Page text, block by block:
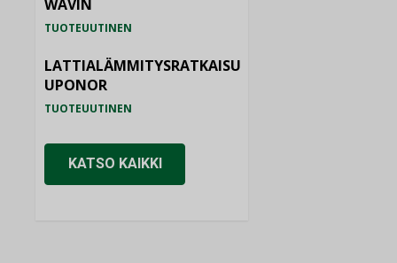
WAVIN
TUOTEUUTINEN
LATTIALÄMMITYSRATKAISU
UPONOR
TUOTEUUTINEN
KATSO KAIKKI